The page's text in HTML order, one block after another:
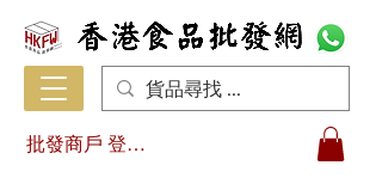
批發商戶 登入/註冊